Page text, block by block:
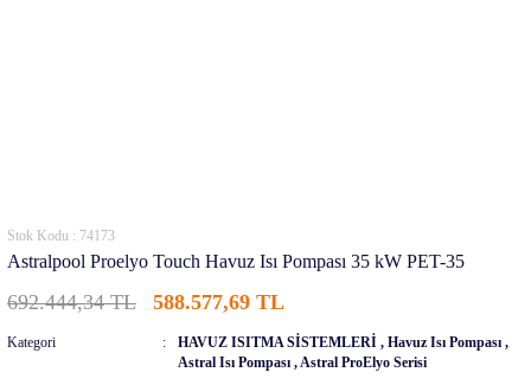
Stok Kodu : 74173
Astralpool Proelyo Touch Havuz Isı Pompası 35 kW PET-35
692.444,34 TL 588.577,69 TL
Kategori HAVUZ ISITMA SİSTEMLERİ , Havuz Isı Pompası ,
Astral Isı Pompası ,Astral ProElyo Serisi